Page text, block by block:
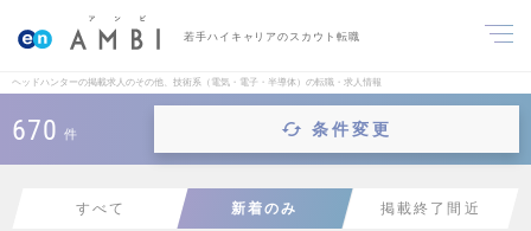
若手ハイキャリアのスカウト転職
ヘッドハンターの掲載求人のその他、技術系（電気・電子・半導体）の転職・求人情報
670 件 条件変更
すべて 新着のみ 掲載終了間近